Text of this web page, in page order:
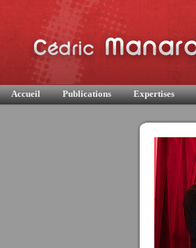
Accueil Publications Expertises